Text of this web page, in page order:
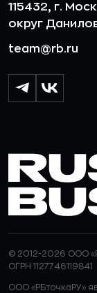
115432, г.
округ
team@rb.ru
© 2012-2026 ООО
ОГРН 1127746119841
ООО «РБточкаРУ»